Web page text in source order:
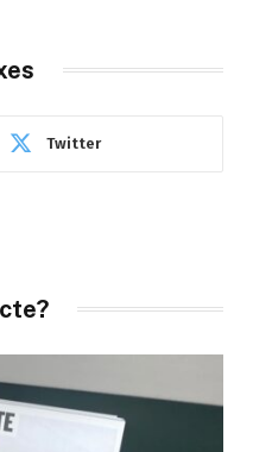
Twitter